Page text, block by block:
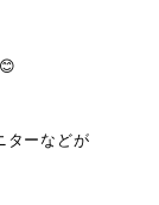
ターなどが